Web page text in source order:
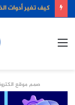
كيف تغير أدوات
صمم موقع